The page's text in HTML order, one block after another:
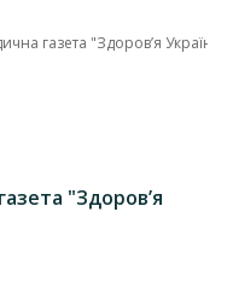
газета "Здоров’я України"
"Здоров’я